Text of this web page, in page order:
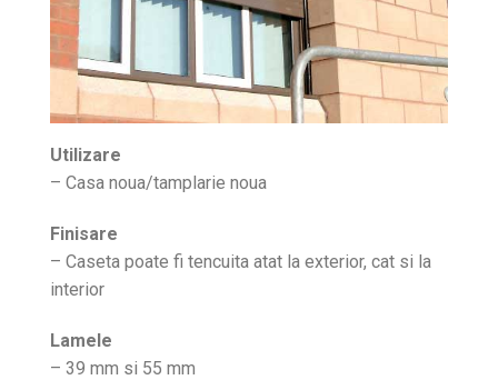
Utilizare
– Casa noua/tamplarie noua
Finisare
– Caseta poate fi tencuita atat la exterior, cat si la
interior
Lamele
– 39 mm si 55 mm